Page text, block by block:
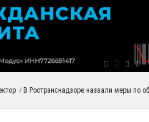
/ В Ространснадзоре назвали меры по